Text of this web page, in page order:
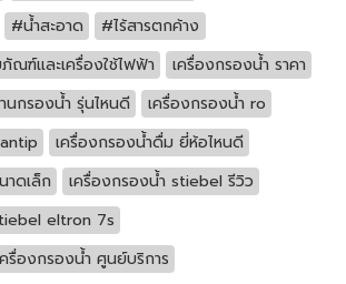
#น้ำสะอาด
#ไร้สารตกค้าง
ณฑ์และเครื่องใช้ไฟฟ้า
เครื่องกรองน้ำ ราคา
นกรองน้ำ รุ่นไหนดี
เครื่องกรองน้ำ ro
เครื่องกรองน้ำดื่ม ยี่ห้อไหนดี
าดเล็ก
เครื่องกรองน้ำ stiebel รีวิว
eltron 7s
องกรองน้ำ ศูนย์บริการ